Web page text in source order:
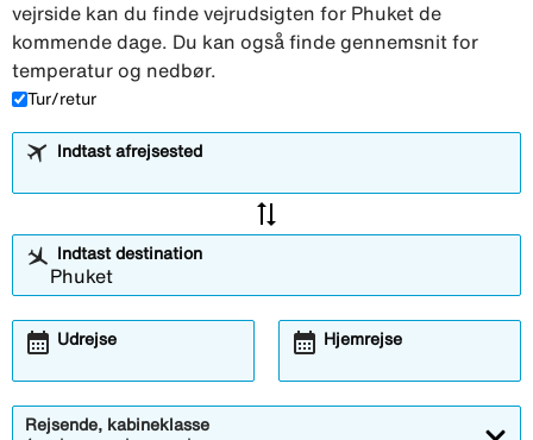
vejrside kan du finde vejrudsigten for Phuket de
kommende dage. Du kan også finde gennemsnit for
temperatur og nedbør.
Tur/retur
Indtast afrejsested
sync_alt
Indtast destination
Udrejse
calendar_month Hjemrejse
calendar_month
Rejsende, kabineklasse